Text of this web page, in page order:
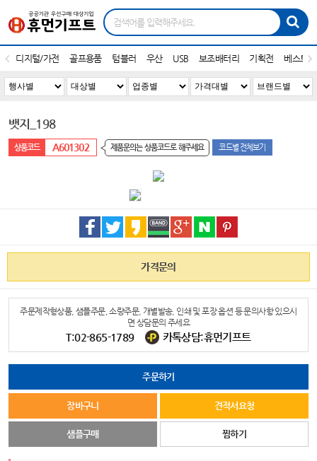
디지털/가전 골프용품 텀블러 우산 USB 보조배터리 기획전 베스트
뱃지_198
A601302 제품문의는 상품코드로 해주세요 코드별 전체보기
가격문의
주문제작형상품, 샘플주문, 소량주문, 개별발송, 인쇄 및 포장 옵션 등 문의사항 있으시
면 상담문의 주세요
T:02-865-1789 카톡상담:휴먼기프트
주문하기
장바구니 견적서요청
샘플구매 찜하기